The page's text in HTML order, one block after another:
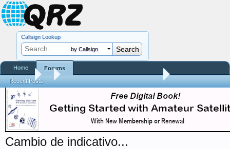
Forums Preguntas y Respuestas sobre QRZ.COM
Cambio de indicativo...
Callsign Lookup
by Callsign
Home Forums
Recent Posts